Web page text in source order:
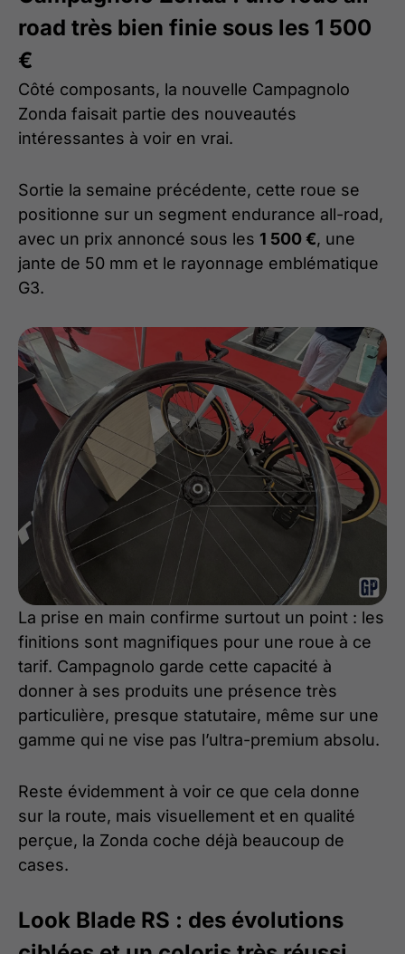
road très bien finie sous les 1 500
€
Côté composants, la nouvelle Campagnolo
Zonda faisait partie des nouveautés
intéressantes à voir en vrai.
Sortie la semaine précédente, cette roue se
positionne sur un segment endurance all-road,
avec un prix annoncé sous les 1 500 €, une
jante de 50 mm et le rayonnage emblématique
G3.
La prise en main confirme surtout un point : les
finitions sont magnifiques pour une roue à ce
tarif. Campagnolo garde cette capacité à
donner à ses produits une présence très
particulière, presque statutaire, même sur une
gamme qui ne vise pas l’ultra-premium absolu.
Reste évidemment à voir ce que cela donne
sur la route, mais visuellement et en qualité
perçue, la Zonda coche déjà beaucoup de
cases.
Look Blade RS : des évolutions